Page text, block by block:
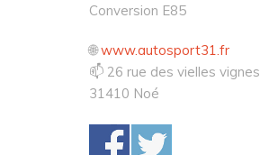
Conversion E85
🌐 www.autosport31.fr
📫 26 rue des vielles vignes
31410 Noé